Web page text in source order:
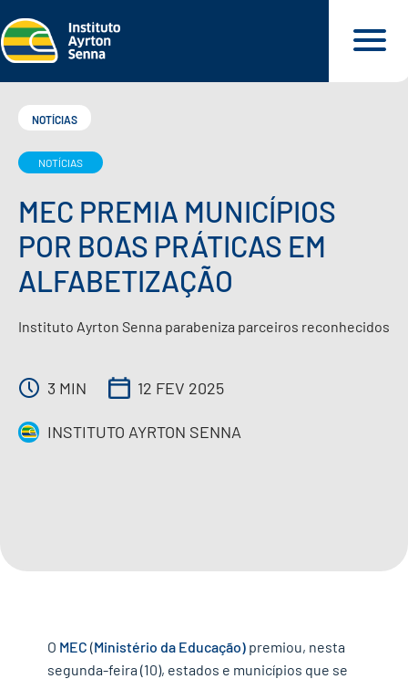
QUEM SOMOS
O QUE DEFENDEMOS
NOSSOS MATERIAIS
NOTÍCIAS
NOTÍCIAS
MEC PREMIA MUNICÍPIOS
POR BOAS PRÁTICAS EM
ALFABETIZAÇÃO
Instituto Ayrton Senna parabeniza parceiros reconhecidos
3 MIN 12 FEV 2025
INSTITUTO AYRTON SENNA
O MEC (Ministério da Educação) premiou, nesta
segunda-feira (10), estados e municípios que se